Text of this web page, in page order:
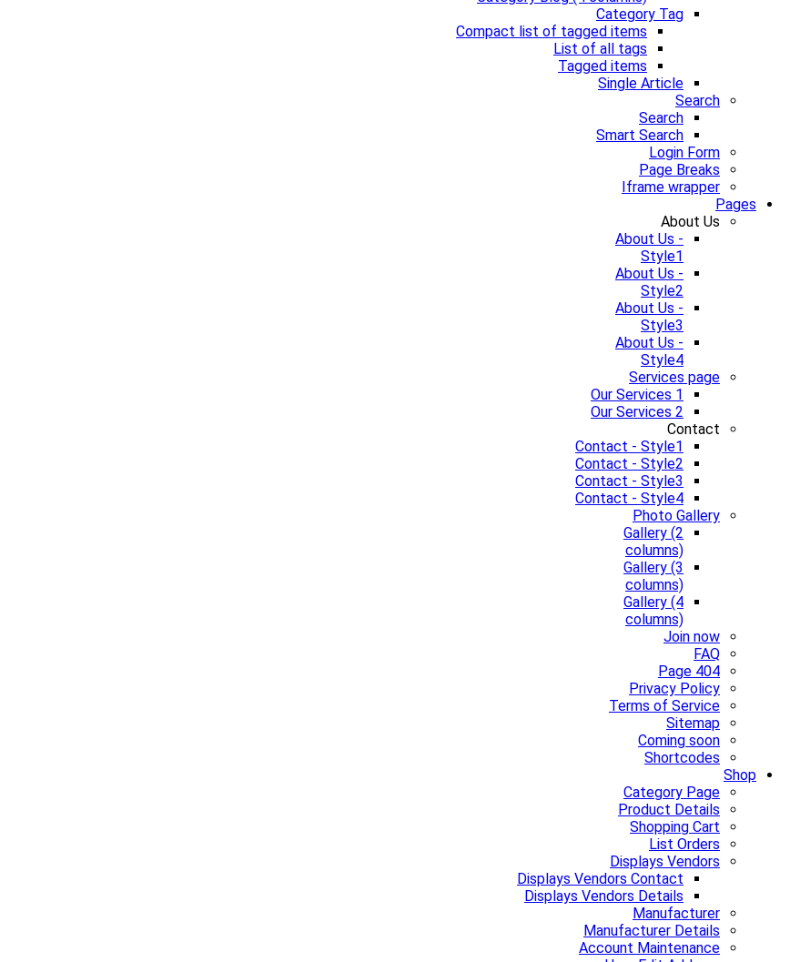
Category Tag
Compact list of tagged items
List of all tags
Tagged items
Single Article
Search
Search
Smart Search
Login Form
Page Breaks
Iframe wrapper
Pages
About Us
About Us -
Style1
About Us -
Style2
About Us -
Style3
About Us -
Style4
Services page
Our Services 1
Our Services 2
Contact
Contact - Style1
Contact - Style2
Contact - Style3
Contact - Style4
Photo Gallery
Gallery (2
columns)
Gallery (3
columns)
Gallery (4
columns)
Join now
FAQ
Page 404
Privacy Policy
Terms of Service
Sitemap
Coming soon
Shortcodes
Shop
Category Page
Product Details
Shopping Cart
List Orders
Displays Vendors
Displays Vendors Contact
Displays Vendors Details
Manufacturer
Manufacturer Details
Account Maintenance